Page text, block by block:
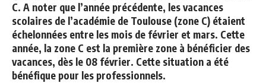
C. A noter que l’année précédente, les vacances
scolaires de l’académie de Toulouse (zone C) étaient
échelonnées entre les mois de février et mars. Cette
année, la zone C est la première zone à bénéficier des
vacances, dès le 08 février. Cette situation a été
bénéfique pour les professionnels.